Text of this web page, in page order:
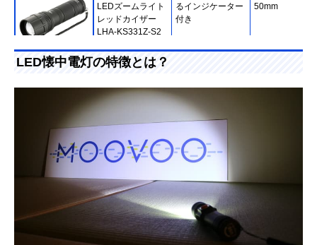
Amazonで見る
LEDズームライト
レッドカイザー
LHA-KS331Z-S2
るインジケーター
付き
50mm
Amazonで見る
GENTOS(ジェン
トス) MAGNUMシ
くいデザイン
Amazonで見る
‎東芝(TOSHIBA) ラ
灯 KFL-304L
モダンデザインが
Amazonで見る
エルパ(ELPA)
Fitcolor LEDアル
ミライト DOP-
乾電池1本で最大
約10時間連続点灯
LED懐中電灯の特徴とは？